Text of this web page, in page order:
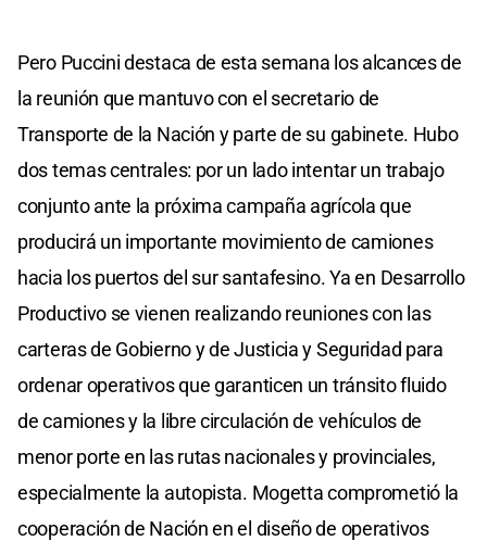
Pero Puccini destaca de esta semana los alcances de
la reunión que mantuvo con el secretario de
Transporte de la Nación y parte de su gabinete. Hubo
dos temas centrales: por un lado intentar un trabajo
conjunto ante la próxima campaña agrícola que
producirá un importante movimiento de camiones
hacia los puertos del sur santafesino. Ya en Desarrollo
Productivo se vienen realizando reuniones con las
carteras de Gobierno y de Justicia y Seguridad para
ordenar operativos que garanticen un tránsito fluido
de camiones y la libre circulación de vehículos de
menor porte en las rutas nacionales y provinciales,
especialmente la autopista. Mogetta comprometió la
cooperación de Nación en el diseño de operativos